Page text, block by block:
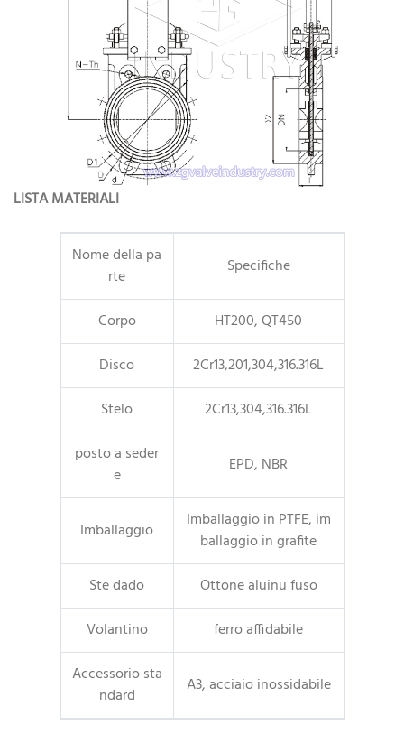
LISTA MATERIALI
Nome della pa
rte
Specifiche
Corpo
HT200, QT450
Disco
2Cr13,201,304,316.316L
Stelo
2Cr13,304,316.316L
posto a seder
e
EPD, NBR
Imballaggio
Imballaggio in PTFE, im
ballaggio in grafite
Ste dado
Ottone aluinu fuso
Volantino
ferro affidabile
Accessorio sta
ndard
A3, acciaio inossidabile